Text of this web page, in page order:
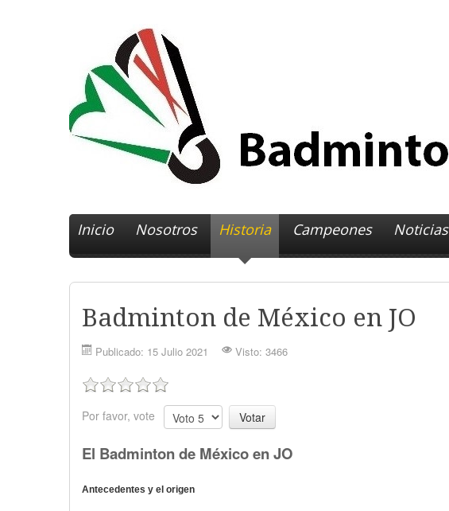
Inicio Nosotros Historia
Juegos Panaméricanos
Juegos Olímpicos
Campeones Noticias
Badminton de México en JO
Publicado: 15 Julio 2021 Visto: 3466
Por favor, vote
El Badminton de México en JO
Antecedentes y el origen